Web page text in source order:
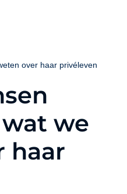
over haar privéleven
we
haar